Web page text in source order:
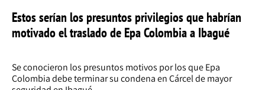
Estos serían los presuntos privilegios que habrían
motivado el traslado de Epa Colombia a Ibagué
Se conocieron los presuntos motivos por los que Epa
Colombia debe terminar su condena en Cárcel de mayor